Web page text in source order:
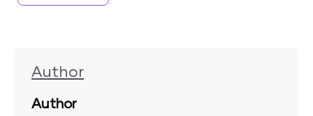
Author
Author